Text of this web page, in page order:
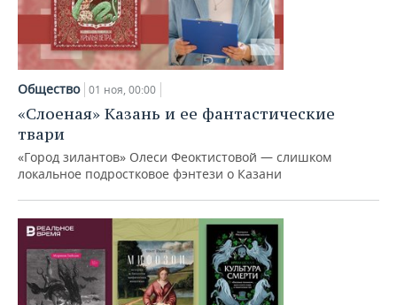
Общество 01 ноя, 00:00
«Слоеная» Казань и ее фантастические
твари
«Город зилантов» Олеси Феоктистовой — слишком
локальное подростковое фэнтези о Казани